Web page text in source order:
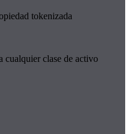
tokenizada
cualquier clase de activo